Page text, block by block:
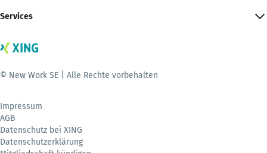
Services
© New Work SE | Alle Rechte vorbehalten
Impressum
AGB
Datenschutz bei XING
Datenschutzerklärung